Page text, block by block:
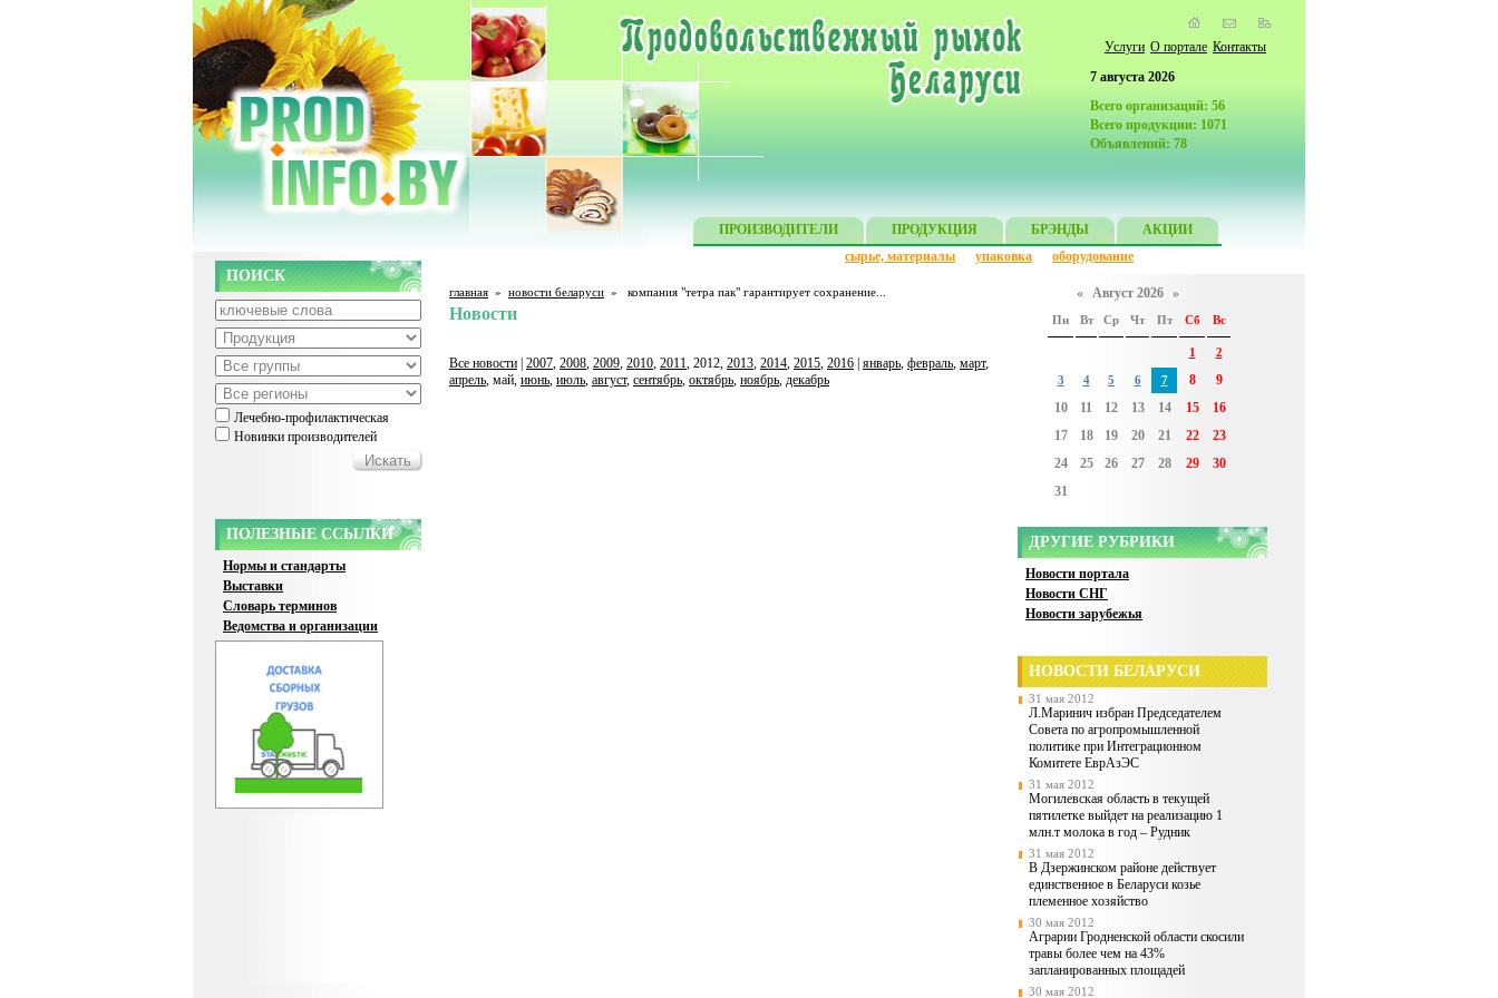
7 августа 2026
Всего организаций: 56
Всего продукции: 1071
Объявлений: 78
ПРОИЗВОДИТЕЛИ ПРОДУКЦИЯ БРЭНДЫ
АКЦИИ
сырье, материалы
упаковка оборудование
Услуги О портале Контакты
ПОИСК
Лечебно-профилактическая
Новинки производителей
ПОЛЕЗНЫЕ ССЫЛКИ
Нормы и стандарты
Выставки
Словарь терминов
Ведомства и организации
главная » новости беларуси » компания "тетра пак" гарантирует сохранение...
Новости
Все новости 2007, 2008, 2009, 2010, 2011, 2012, 2013, 2014, 2015, 2016 январь, февраль, март,
апрель, май, июнь, июль, август, сентябрь, октябрь, ноябрь, декабрь
« Август 2026 »
Пн Вт Ср Чт Пт Сб Вс
1 2
3 4 5 6 7 8
9
10
11 12 13 14 15
16
17
18 19 20 21 22
23
24
25 26 27 28 29
30
31
ДРУГИЕ РУБРИКИ
Новости портала
Новости СНГ
Новости зарубежья
НОВОСТИ БЕЛАРУСИ
31 мая 2012
Л.Маринич избран Председателем
Совета по агропромышленной
политике при Интеграционном
Комитете ЕврАзЭС
31 мая 2012
Могилевская область в текущей
пятилетке выйдет на реализацию 1
млн.т молока в год – Рудник
31 мая 2012
В Дзержинском районе действует
единственное в Беларуси козье
племенное хозяйство
30 мая 2012
Аграрии Гродненской области скосили
травы более чем на 43%
запланированных площадей
30 мая 2012